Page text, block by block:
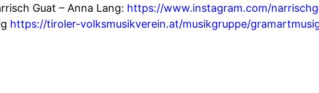
Guat – Anna Lang: https://www.instagram.com/
https://tiroler-volksmusikverein.at/musikgruppe/